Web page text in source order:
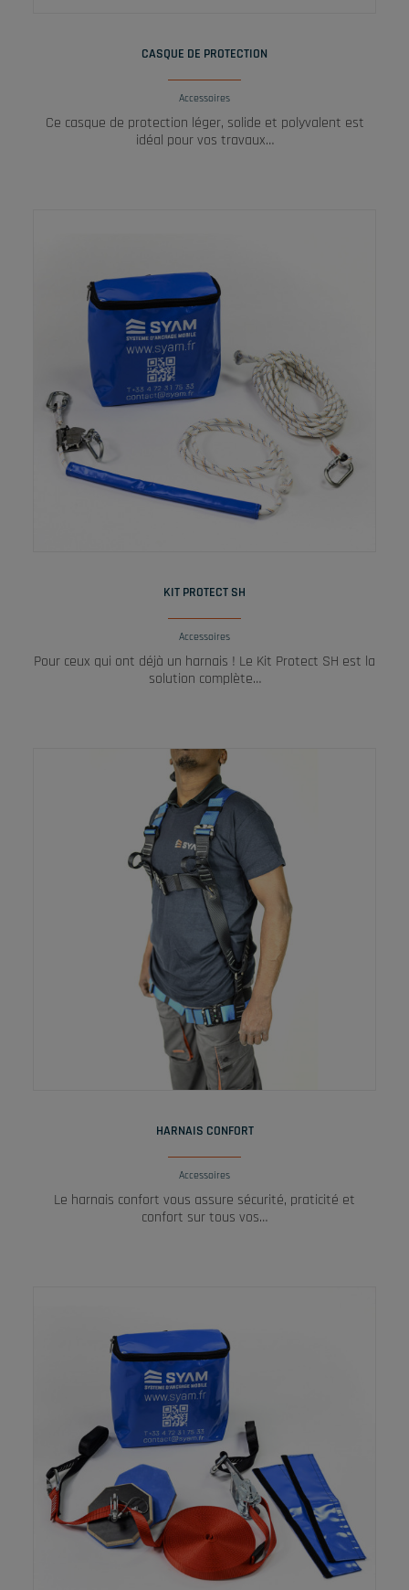
CASQUE DE PROTECTION
Accessoires
Ce casque de protection léger, solide et polyvalent est
idéal pour vos travaux…
KIT PROTECT SH
Accessoires
Pour ceux qui ont déjà un harnais ! Le Kit Protect SH est la
solution complète…
HARNAIS CONFORT
Accessoires
Le harnais confort vous assure sécurité, praticité et
confort sur tous vos…